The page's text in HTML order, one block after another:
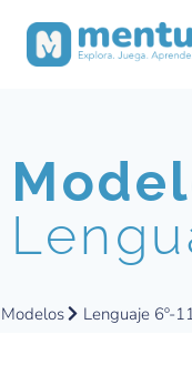
Modelos Lenguaje 6º-